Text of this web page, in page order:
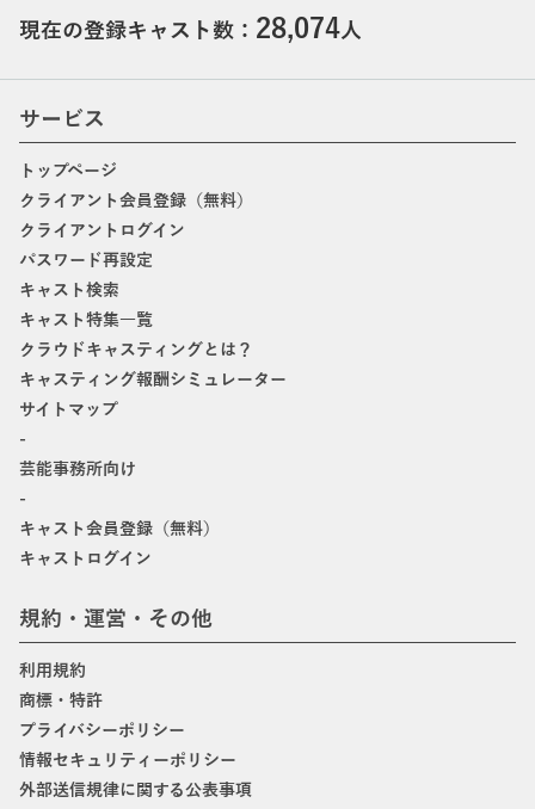
現在の登録キャスト数： 28,074人
サービス
トップページ
クライアント会員登録（無料）
クライアントログイン
パスワード再設定
キャスト検索
キャスト特集一覧
クラウドキャスティングとは？
キャスティング報酬シミュレーター
サイトマップ
-
芸能事務所向け
-
キャスト会員登録（無料）
キャストログイン
規約・運営・その他
利用規約
商標・特許
プライバシーポリシー
情報セキュリティーポリシー
外部送信規律に関する公表事項